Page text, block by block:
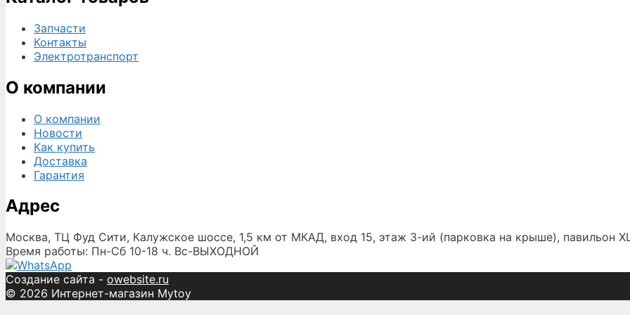
Запчасти
Контакты
Электротранспорт
О компании
О компании
Новости
Как купить
Доставка
Гарантия
Адрес
Москва, ТЦ Фуд Сити, Калужское шоссе, 1,5 км от МКАД, вход 15, этаж 3-ий (парковка на крыше), павильон
Время работы: Пн-Сб 10-18 ч. Вс-ВЫХОДНОЙ
Создание сайта - owebsite.ru
© 2026 Интернет-магазин Mytoy